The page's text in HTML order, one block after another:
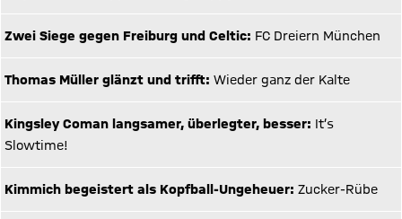
Zwei Siege gegen Freiburg und Celtic: FC Dreiern München
Thomas Müller glänzt und trifft: Wieder ganz der Kalte
Kingsley Coman langsamer, überlegter, besser: It’s
Slowtime!
Kimmich begeistert als Kopfball-Ungeheuer: Zucker-Rübe